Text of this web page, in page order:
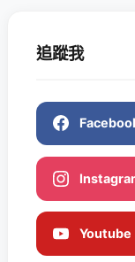
追蹤我
Youtube